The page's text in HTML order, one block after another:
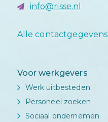
info@risse.nl
Alle contactgegevens
Voor werkgevers
Werk uitbesteden
Personeel zoeken
Sociaal ondernemen